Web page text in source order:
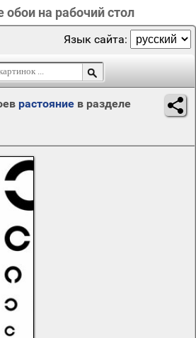
обои на рабочий стол
Язык сайта:
растояние в разделе